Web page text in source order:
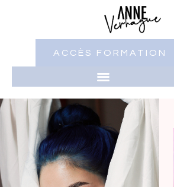
ACCÈS FORMATION